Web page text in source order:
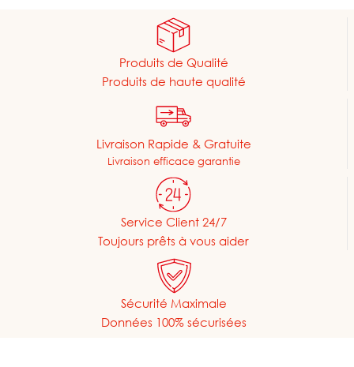
Produits de Qualité
Produits de haute qualité
Livraison Rapide & Gratuite
Livraison efficace garantie
Service Client 24/7
Toujours prêts à vous aider
Sécurité Maximale
Données 100% sécurisées